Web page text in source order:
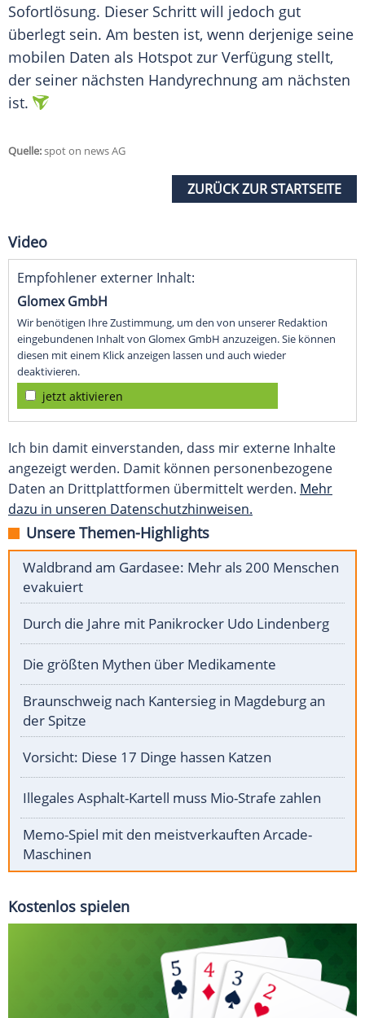
Sofortlösung. Dieser Schritt will jedoch gut
überlegt sein. Am besten ist, wenn derjenige seine
mobilen Daten als Hotspot zur Verfügung stellt,
der seiner nächsten Handyrechnung am nächsten
ist.
Quelle:spot on news AG
ZURÜCK ZUR STARTSEITE
Video
Empfohlener externer Inhalt:
Glomex GmbH
Wir benötigen Ihre Zustimmung, um den von unserer Redaktion
eingebundenen Inhalt von Glomex GmbH anzuzeigen. Sie können
diesen mit einem Klick anzeigen lassen und auch wieder
deaktivieren.
jetzt aktivieren
Ich bin damit einverstanden, dass mir externe Inhalte
angezeigt werden. Damit können personenbezogene
Daten an Drittplattformen übermittelt werden. Mehr
dazu in unseren Datenschutzhinweisen.
Unsere Themen-Highlights
Waldbrand am Gardasee: Mehr als 200 Menschen
evakuiert
Durch die Jahre mit Panikrocker Udo Lindenberg
Die größten Mythen über Medikamente
Braunschweig nach Kantersieg in Magdeburg an
der Spitze
Vorsicht: Diese 17 Dinge hassen Katzen
Illegales Asphalt-Kartell muss Mio-Strafe zahlen
Memo-Spiel mit den meistverkauften Arcade-
Maschinen
Kostenlos spielen